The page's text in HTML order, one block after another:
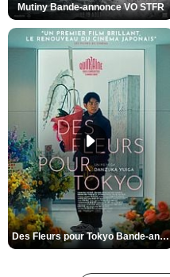
Mutiny Bande-annonce VO STFR
Des Fleurs pour Tokyo Bande-annonce VO STFR